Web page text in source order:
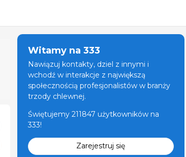
Witamy na 333
Nawiązuj kontakty, dziel z innymi i
wchodź w interakcje z największą
społecznością profesjonalistów w branży
trzody chlewnej.
Świętujemy 211847 użytkowników na
333!
Zarejestruj się